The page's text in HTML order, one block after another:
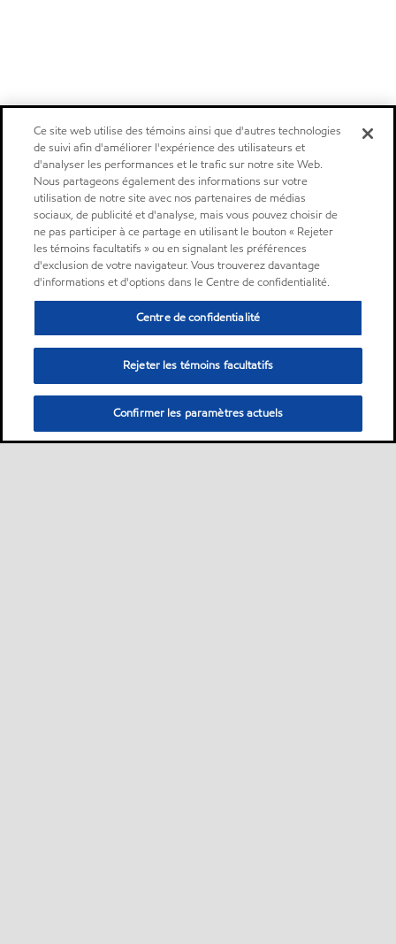
Ce site web utilise des témoins ainsi que d'autres technologies
de suivi afin d'améliorer l'expérience des utilisateurs et
d'analyser les performances et le trafic sur notre site Web.
Nous partageons également des informations sur votre
utilisation de notre site avec nos partenaires de médias
sociaux, de publicité et d'analyse, mais vous pouvez choisir de
ne pas participer à ce partage en utilisant le bouton « Rejeter
les témoins facultatifs » ou en signalant les préférences
d'exclusion de votre navigateur. Vous trouverez davantage
d'informations et d'options dans le Centre de confidentialité.
Centre de confidentialité
Rejeter les témoins facultatifs
Confirmer les paramètres actuels